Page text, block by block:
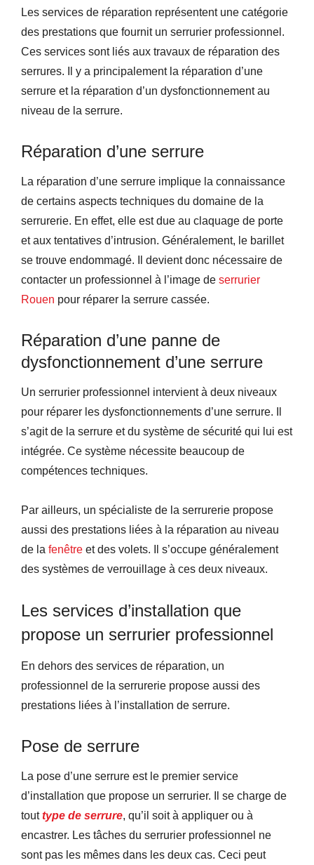
Les services de réparation représentent une catégorie
des prestations que fournit un serrurier professionnel.
Ces services sont liés aux travaux de réparation des
serrures. Il y a principalement la réparation d’une
serrure et la réparation d’un dysfonctionnement au
niveau de la serrure.
Réparation d’une serrure
La réparation d’une serrure implique la connaissance
de certains aspects techniques du domaine de la
serrurerie. En effet, elle est due au claquage de porte
et aux tentatives d’intrusion. Généralement, le barillet
se trouve endommagé. Il devient donc nécessaire de
contacter un professionnel à l’image de serrurier
Rouen pour réparer la serrure cassée.
Réparation d’une panne de
dysfonctionnement d’une serrure
Un serrurier professionnel intervient à deux niveaux
pour réparer les dysfonctionnements d’une serrure. Il
s’agit de la serrure et du système de sécurité qui lui est
intégrée. Ce système nécessite beaucoup de
compétences techniques.
Par ailleurs, un spécialiste de la serrurerie propose
aussi des prestations liées à la réparation au niveau
de la fenêtre et des volets. Il s’occupe généralement
des systèmes de verrouillage à ces deux niveaux.
Les services d’installation que
propose un serrurier professionnel
En dehors des services de réparation, un
professionnel de la serrurerie propose aussi des
prestations liées à l’installation de serrure.
Pose de serrure
La pose d’une serrure est le premier service
d’installation que propose un serrurier. Il se charge de
touttype de serrure, qu’il soit à appliquer ou à
encastrer. Les tâches du serrurier professionnel ne
sont pas les mêmes dans les deux cas. Ceci peut